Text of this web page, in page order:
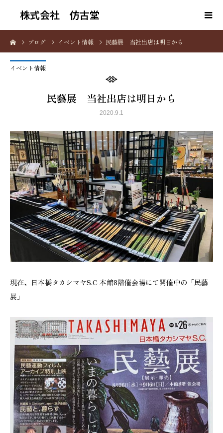
株式会社 仿古堂
ブログ イベント情報 民藝展 当社出店は明日から
イベント情報
民藝展 当社出店は明日から
2020.9.1
現在、日本橋タカシマヤS.C 本館8階催会場にて開催中の「民藝
展」